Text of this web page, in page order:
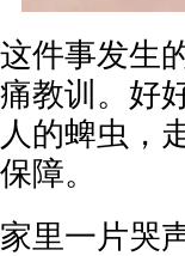
这件事发生
痛教训。好
人的蜱虫，
保障。
家里一片哭